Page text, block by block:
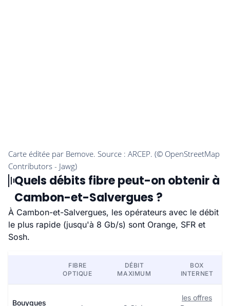
Quels débits fibre peut-on obtenir à
Cambon-et-Salvergues ?
À Cambon-et-Salvergues, les opérateurs avec le débit
le plus rapide (jusqu'à 8 Gb/s) sont Orange, SFR et
Sosh.
FIBRE
OPTIQUE
DÉBIT
MAXIMUM
BOX
INTERNET
Bouygues
les offres